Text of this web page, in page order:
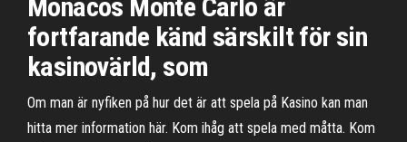
Monacos Monte Carlo är
fortfarande känd särskilt för sin
kasinovärld, som
Om man är nyfiken på hur det är att spela på Kasino kan man
hitta mer information här. Kom ihåg att spela med måtta. Kom